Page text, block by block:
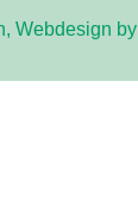
Webdesign by